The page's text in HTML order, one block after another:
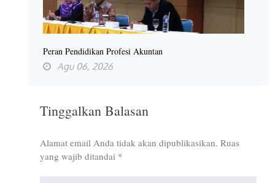
Peran Pendidikan Profesi Akuntan
Agu 06, 2026
Tinggalkan Balasan
Alamat email Anda tidak akan dipublikasikan. Ruas
yang wajib ditandai *